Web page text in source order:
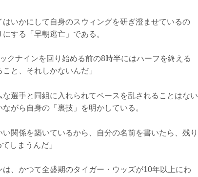
いかにして自身のスウィングを研ぎ澄ませているの
する「早朝逃亡」である。
クナインを回り始める前の8時半にはハーフを終える
と、それしかないんだ」
選手と同組に入れられてペースを乱されることはない
がら自身の「裏技」を明かしている。
関係を築いているから、自分の名前を書いたら、残り
しまうんだ」
、かつて全盛期のタイガー・ウッズが10年以上にわ